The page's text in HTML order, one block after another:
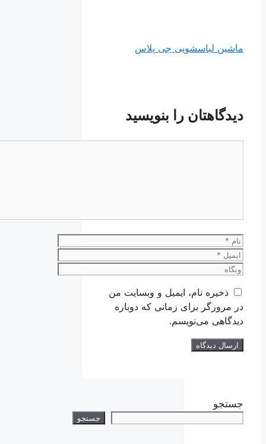
ماشین لباسشویی جی پلاس
دیدگاهتان را بنویسید
نام
ایمیل
وبگاه
ذخیره نام، ایمیل و وبسایت من
در مرورگر برای زمانی که دوباره
دیدگاهی می‌نویسم.
جستجو
جستجو